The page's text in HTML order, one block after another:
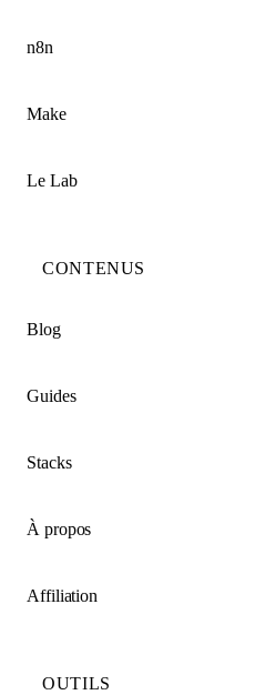
n8n
Make
Le Lab
CONTENUS
Blog
Guides
Stacks
À propos
Affiliation
OUTILS